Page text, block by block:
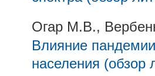
Огар М.В.,
Влияние
населения (обзор